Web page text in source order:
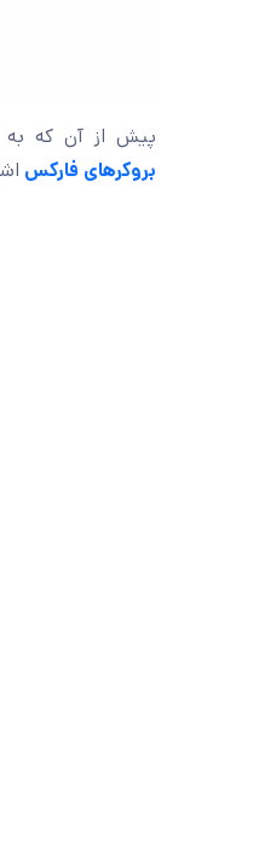
پیش از آن که به
بروکرهای فارکس